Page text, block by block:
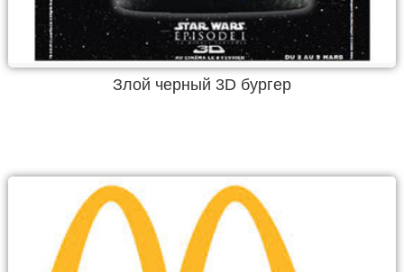
Злой черный 3D бургер